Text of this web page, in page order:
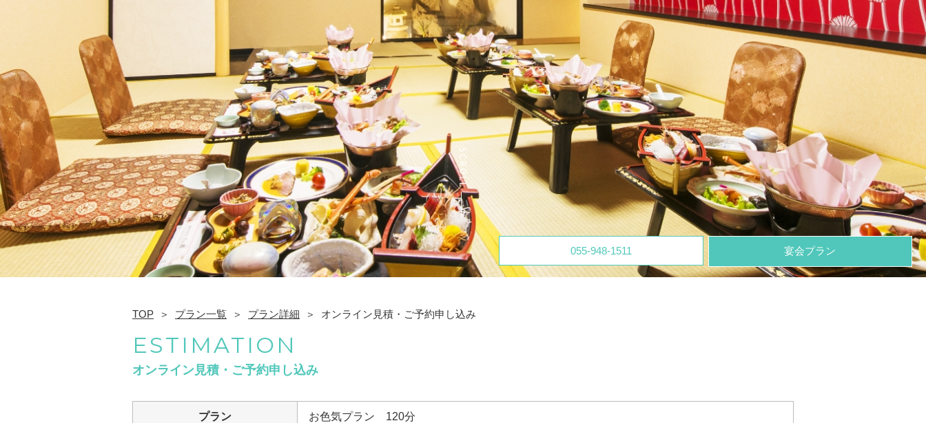
055-948-1511 宴会プラン
TOP プラン一覧 プラン詳細 オンライン見積・ご予約申し込み
ESTIMATION
オンライン見積・ご予約申し込み
プラン お色気プラン 120分